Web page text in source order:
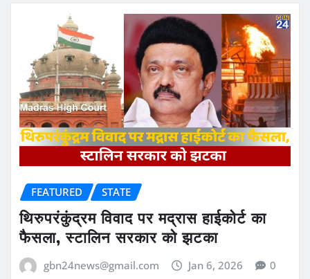
FEATURED STATE
थिरुपरंकुंद्रम विवाद पर मद्रास हाईकोर्ट का
फैसला, स्टालिन सरकार को झटका
gbn24news@gmail.com Jan 6, 2026 0